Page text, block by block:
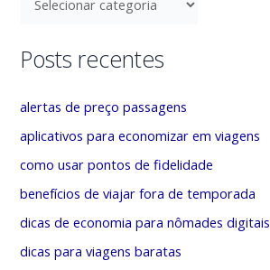
a
p
o
r
:
t
g
s
Posts recentes
alertas de preço passagens
aplicativos para economizar em viagens
como usar pontos de fidelidade
benefícios de viajar fora de temporada
dicas de economia para nômades digitais
dicas para viagens baratas